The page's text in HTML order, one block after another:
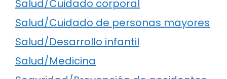
Salud/Cuidado corporal
Salud/Cuidado de personas mayores
Salud/Desarrollo infantil
Salud/Medicina